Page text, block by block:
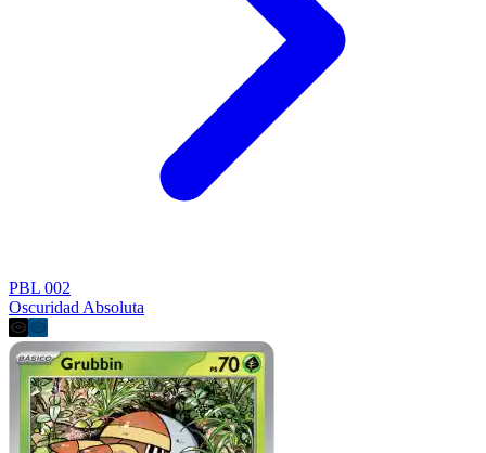
PBL 002
Oscuridad Absoluta